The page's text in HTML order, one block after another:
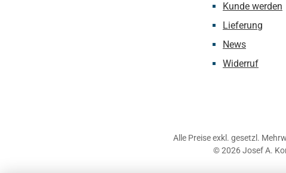
Kunde werden
Lieferung
News
Widerruf
Alle Preise exkl. gesetzl.
© 2026 Josef A.